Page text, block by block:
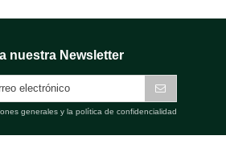
nuestra Newsletter
generales y la política de confidencialidad